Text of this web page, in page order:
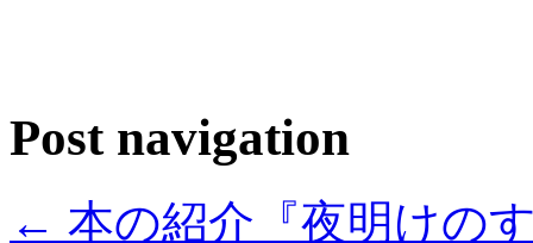
Post navigation
← 本の紹介『夜明けの